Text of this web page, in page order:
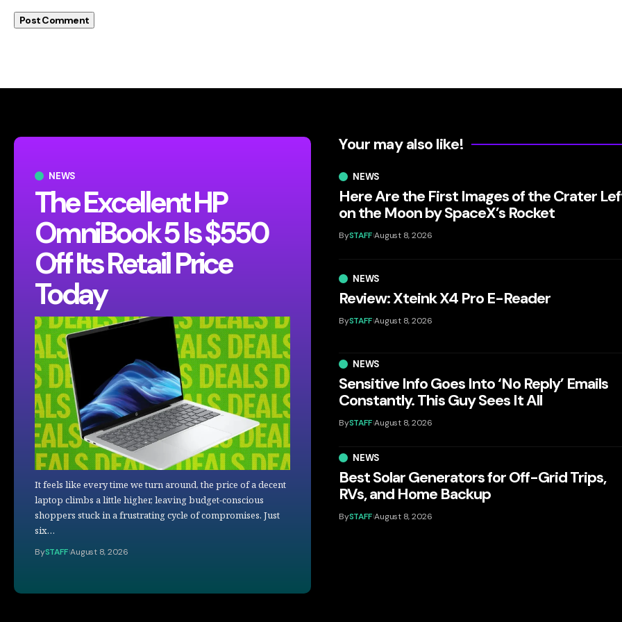
NEWS
The Excellent HP
OmniBook 5 Is $550
Off Its Retail Price
Today
It feels like every time we turn around, the price of a decent
laptop climbs a little higher, leaving budget-conscious
shoppers stuck in a frustrating cycle of compromises. Just
six…
BySTAFF August 8, 2026
Your may also like!
NEWS
Here Are the First Images of the Crater
on the Moon by SpaceX’s Rocket
BySTAFF August 8, 2026
NEWS
Review: Xteink X4 Pro E-Reader
BySTAFF August 8, 2026
NEWS
Sensitive Info Goes Into ‘No Reply’ Emails
Constantly. This Guy Sees It All
BySTAFF August 8, 2026
NEWS
Best Solar Generators for Off-Grid Trips,
RVs, and Home Backup
BySTAFF August 8, 2026